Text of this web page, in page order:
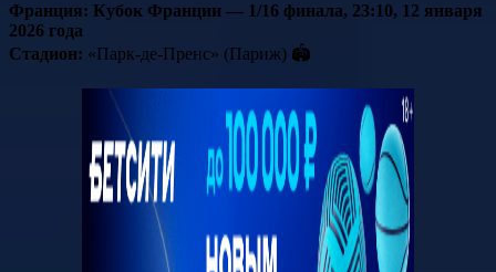
Франция: Кубок Франции — 1/16 финала, 23:10, 12 января
2026 года
Стадион: «Парк-де-Пренс» (Париж) 🏟️